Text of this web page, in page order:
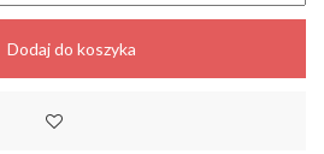
Dodaj do koszyka